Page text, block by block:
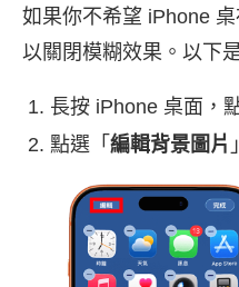
如果你不希望 iPhone
以關閉模糊效果。以下
長按 iPhone 桌面，
點選「 編輯背景圖片